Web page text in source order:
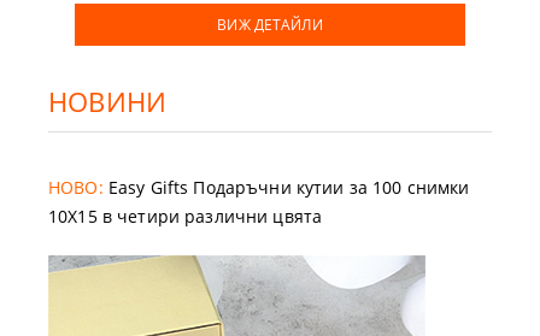
ВИЖ ДЕТАЙЛИ
НОВИНИ
НОВО: Easy Gifts Подаръчни кутии за 100 снимки
10X15 в четири различни цвята